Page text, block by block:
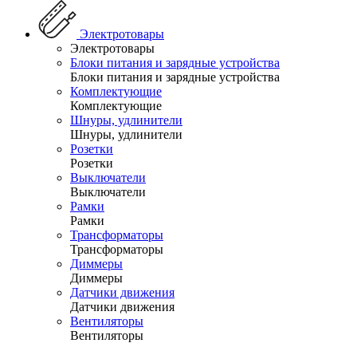
Электротовары
Электротовары
Блоки питания и зарядные устройства
Блоки питания и зарядные устройства
Комплектующие
Комплектующие
Шнуры, удлинители
Шнуры, удлинители
Розетки
Розетки
Выключатели
Выключатели
Рамки
Рамки
Трансформаторы
Трансформаторы
Диммеры
Диммеры
Датчики движения
Датчики движения
Вентиляторы
Вентиляторы